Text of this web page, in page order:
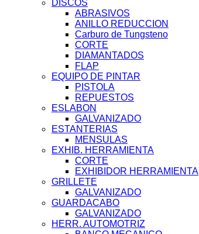
DISCOS
ABRASIVOS
ANILLO REDUCCION
Carburo de Tungsteno
CORTE
DIAMANTADOS
FLAP
EQUIPO DE PINTAR
PISTOLA
REPUESTOS
ESLABON
GALVANIZADO
ESTANTERIAS
MENSULAS
EXHIB. HERRAMIENTA
CORTE
EXHIBIDOR HERRAMIENTA
GRILLETE
GALVANIZADO
GUARDACABO
GALVANIZADO
HERR. AUTOMOTRIZ